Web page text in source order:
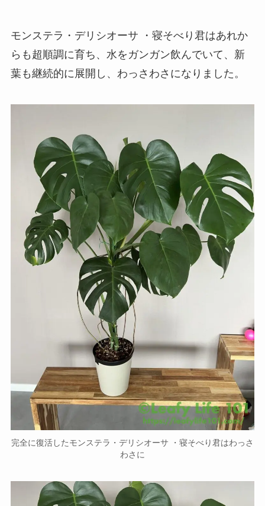
モンステラ・デリシオーサ ・寝そべり君はあれか
らも超順調に育ち、水をガンガン飲んでいて、新
葉も継続的に展開し、わっさわさになりました。
完全に復活したモンステラ・デリシオーサ ・寝そべり君はわっさ
わさに